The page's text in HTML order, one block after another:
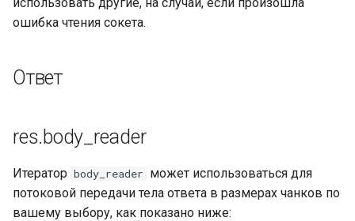
ошибка чтения сокета.
Ответ
res.body_reader
Итератор body_reader может использоваться для
потоковой передачи тела ответа в размерах чанков по
вашему выбору, как показано ниже: